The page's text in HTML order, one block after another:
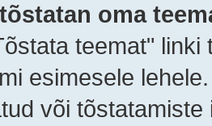
oma
teemat"
esimesele
või